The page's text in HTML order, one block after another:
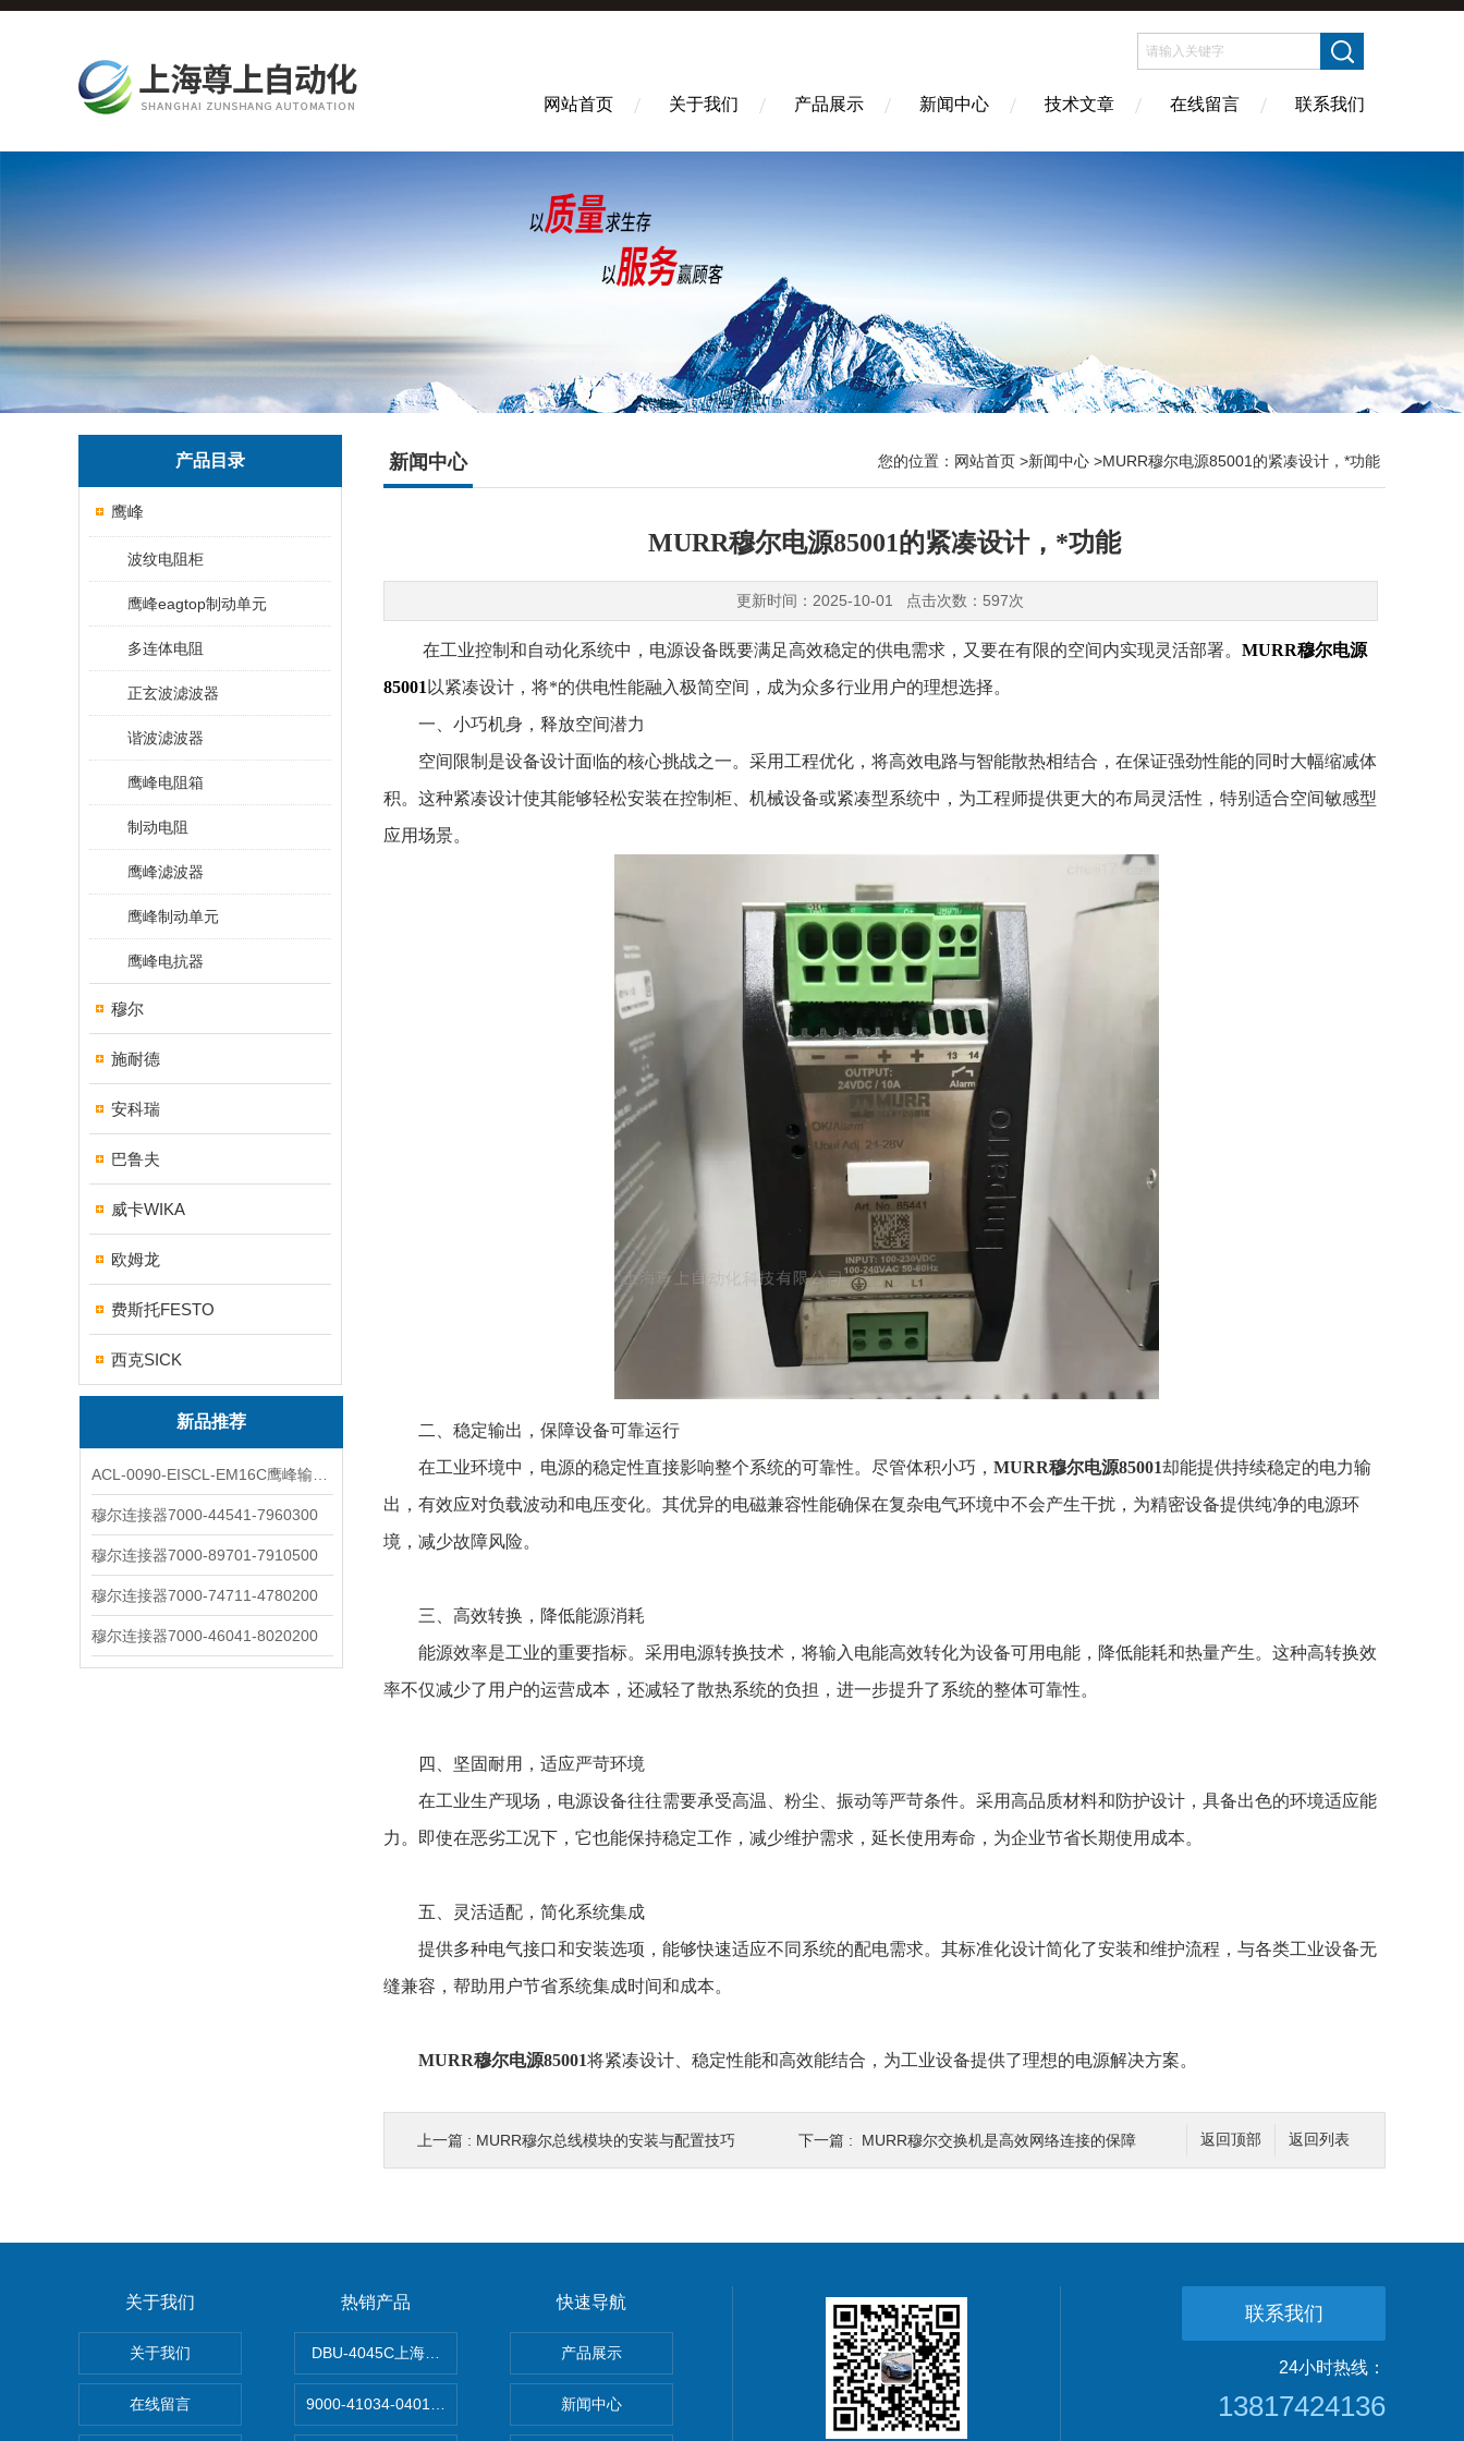
网站首页 关于我们 产品展示 新闻中心 技术文章 在线留言 联系我们
产品目录
鹰峰
波纹电阻柜
鹰峰eagtop制动单元
多连体电阻
正玄波滤波器
谐波滤波器
鹰峰电阻箱
制动电阻
鹰峰滤波器
鹰峰制动单元
鹰峰电抗器
穆尔
施耐德
安科瑞
巴鲁夫
威卡WIKA
欧姆龙
费斯托FESTO
西克SICK
新品推荐
穆尔连接器7000-44541-7960300
穆尔连接器7000-89701-7910500
穆尔连接器7000-74711-4780200
穆尔连接器7000-46041-8020200
新闻中心 您的位置： 网站首页 >新闻中心 >MURR穆尔电源85001的紧凑设计，*功能
MURR穆尔电源85001的紧凑设计，*功能
更新时间：2025-10-01 点击次数：597次
在工业控制和自动化系统中，电源设备既要满足高效稳定的供电需求，又要在有限的空间内实现灵活部署。 MURR穆尔电源
85001 以紧凑设计，将*的供电性能融入极简空间，成为众多行业用户的理想选择。
​​一、小巧机身，释放空间潜力​​
空间限制是设备设计面临的核心挑战之一。采用工程优化，将高效电路与智能散热相结合，在保证强劲性能的同时大幅缩减体
积。这种紧凑设计使其能够轻松安装在控制柜、机械设备或紧凑型系统中，为工程师提供更大的布局灵活性，特别适合空间敏感型
应用场景。
​​二、稳定输出，保障设备可靠运行​​
在工业环境中，电源的稳定性直接影响整个系统的可靠性。尽管体积小巧， MURR穆尔电源85001却能提供持续稳定的电力输
出，有效应对负载波动和电压变化。其优异的电磁兼容性能确保在复杂电气环境中不会产生干扰，为精密设备提供纯净的电源环
境，减少故障风险。
三、​​高效转换，降低能源消耗​​
能源效率是工业的重要指标。采用电源转换技术，将输入电能高效转化为设备可用电能，降低能耗和热量产生。这种高转换效
率不仅减少了用户的运营成本，还减轻了散热系统的负担，进一步提升了系统的整体可靠性。
​​四、坚固耐用，适应严苛环境​​
在工业生产现场，电源设备往往需要承受高温、粉尘、振动等严苛条件。采用高品质材料和防护设计，具备出色的环境适应能
力。即使在恶劣工况下，它也能保持稳定工作，减少维护需求，延长使用寿命，为企业节省长期使用成本。
​​五、灵活适配，简化系统集成​​
提供多种电气接口和安装选项，能够快速适应不同系统的配电需求。其标准化设计简化了安装和维护流程，与各类工业设备无
缝兼容，帮助用户节省系统集成时间和成本。
MURR穆尔电源85001将紧凑设计、稳定性能和高效能结合，为工业设备提供了理想的电源解决方案。
返回列表
返回顶部
上一篇 : MURR穆尔总线模块的安装与配置技巧 下一篇 : MURR穆尔交换机是高效网络连接的保障
关于我们
关于我们
在线留言
热销产品
DBU-4045C上海鹰峰制动单元
9000-41034-0401000穆尔MICO4.4智能电流分配器
快速导航
产品展示
新闻中心
联系我们
24小时热线：
13817424136